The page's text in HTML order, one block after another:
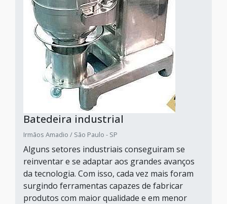
Batedeira industrial
Irmãos Amadio / São Paulo - SP
Alguns setores industriais conseguiram se
reinventar e se adaptar aos grandes avanços
da tecnologia. Com isso, cada vez mais foram
surgindo ferramentas capazes de fabricar
produtos com maior qualidade e em menor